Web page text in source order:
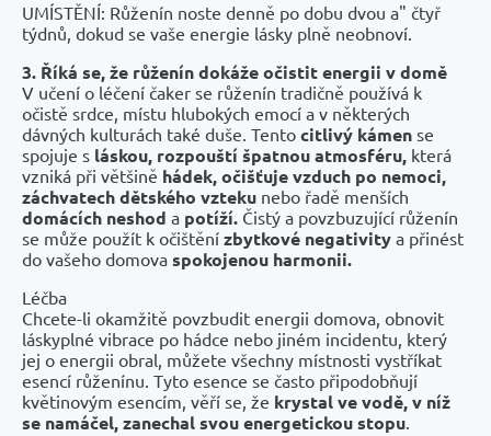
UMÍSTĚNÍ: Růženín noste denně po dobu dvou a" čtyř
týdnů, dokud se vaše energie lásky plně neobnoví.
3. Říká se, že růženín dokáže očistit energii v domě
V učení o léčení čaker se růženín tradičně používá k
očistě srdce, místu hlubokých emocí a v některých
dávných kulturách také duše. Tento citlivý kámen se
spojuje s láskou, rozpouští špatnou atmosféru, která
vzniká při většině hádek, očišťuje vzduch po nemoci,
záchvatech dětského vzteku nebo řadě menších
domácích neshod a potíží. Čistý a povzbuzující růženín
se může použít k očištění zbytkové negativity a přinést
do vašeho domova spokojenou harmonii.
Léčba
Chcete-li okamžitě povzbudit energii domova, obnovit
láskyplné vibrace po hádce nebo jiném incidentu, který
jej o energii obral, můžete všechny místnosti vystříkat
esencí růženínu. Tyto esence se často připodobňují
květinovým esencím, věří se, že krystal ve vodě, v níž
se namáčel, zanechal svou energetickou stopu.